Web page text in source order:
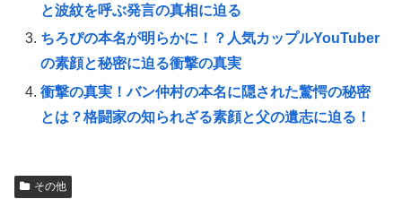
と波紋を呼ぶ発言の真相に迫る
ちろぴの本名が明らかに！？人気カップルYouTuber
の素顔と秘密に迫る衝撃の真実
衝撃の真実！バン仲村の本名に隠された驚愕の秘密
とは？格闘家の知られざる素顔と父の遺志に迫る！
その他